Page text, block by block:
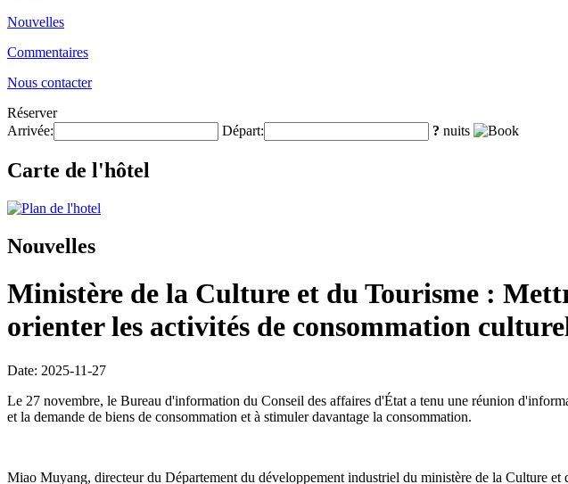
Nouvelles
Commentaires
Nous contacter
Réserver
Arrivée:
Départ: ? nuits
Carte de l'hôtel
Nouvelles
Ministère de la Culture et du Tourisme :
orienter les activités de consommation
Date: 2025-11-27
Le 27 novembre, le Bureau d'information du Conseil des affaires d'État a tenu une réunion
et la demande de biens de consommation et à stimuler davantage la consommation.
Miao Muyang, directeur du Département du développement industriel du ministère de la Culture